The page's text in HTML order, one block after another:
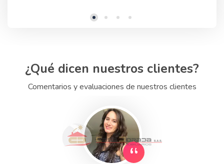
¿Qué dicen nuestros clientes?
Comentarios y evaluaciones de nuestros clientes